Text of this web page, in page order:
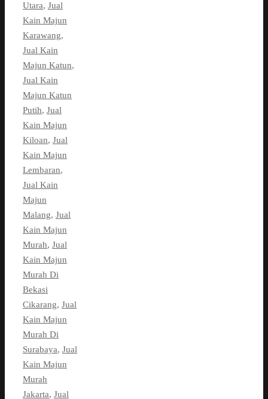
Utara, Jual
Kain Majun
Karawang,
Jual Kain
Majun Katun,
Jual Kain
Majun Katun
Putih, Jual
Kain Majun
Kiloan, Jual
Kain Majun
Lembaran,
Jual Kain
Majun
Malang, Jual
Kain Majun
Murah, Jual
Kain Majun
Murah Di
Bekasi
Cikarang, Jual
Kain Majun
Murah Di
Surabaya, Jual
Kain Majun
Murah
Jakarta, Jual